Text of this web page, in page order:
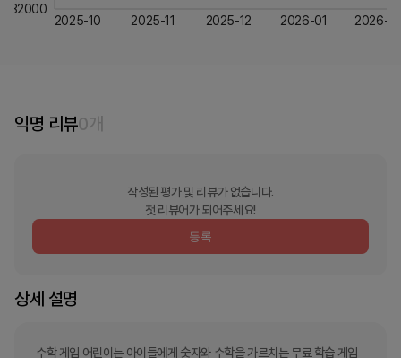
2025-10 2025-11 2025-12 2026-01 2026-
32000
익명 리뷰0개
작성된 평가 및 리뷰가 없습니다.
첫 리뷰어가 되어주세요!
등록
상세 설명
수학 게임 어린이는 아이들에게 숫자와 수학을 가르치는 무료 학습 게임